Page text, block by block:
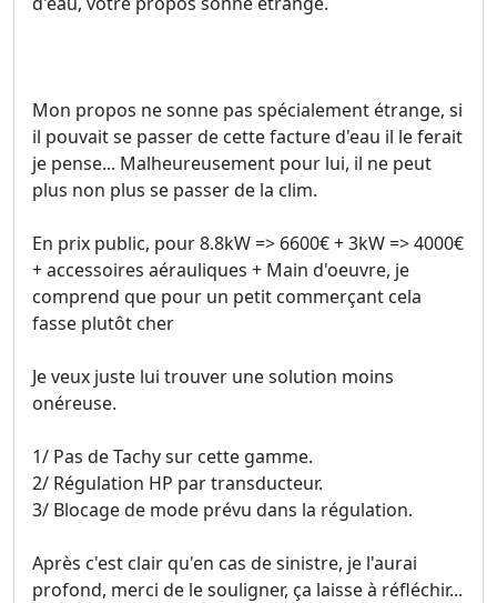
Mon propos ne sonne pas spécialement étrange, si
il pouvait se passer de cette facture d'eau il le ferait
je pense... Malheureusement pour lui, il ne peut
plus non plus se passer de la clim.
En prix public, pour 8.8kW => 6600€ + 3kW => 4000€
+ accessoires aérauliques + Main d'oeuvre, je
comprend que pour un petit commerçant cela
fasse plutôt cher
Je veux juste lui trouver une solution moins
onéreuse.
1/ Pas de Tachy sur cette gamme.
2/ Régulation HP par transducteur.
3/ Blocage de mode prévu dans la régulation.
Après c'est clair qu'en cas de sinistre, je l'aurai
profond, merci de le souligner, ça laisse à réfléchir...